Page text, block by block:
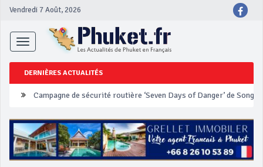
Vendredi 7 Août, 2026
Toggle
navigation
DERNIÈRES ACTUALITÉS
Un touriste français blessé en se faisant arracher son collier en
Phuket Peranakan Festival
‘Phuket Eye’ assurera la sécurité pendant Songkran